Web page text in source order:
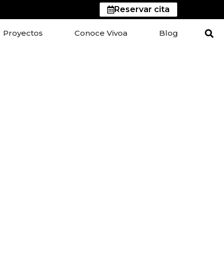
Reservar cita
Proyectos Conoce Vivoa Blog